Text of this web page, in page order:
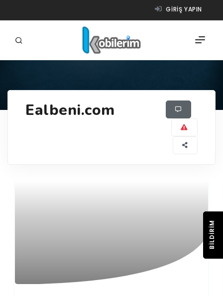
GIRIŞ YAPIN
ÜRÜNLER
Ealbeni.com
BILDIRIM